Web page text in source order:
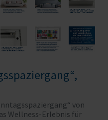
von
Wellness-Erlebnis für